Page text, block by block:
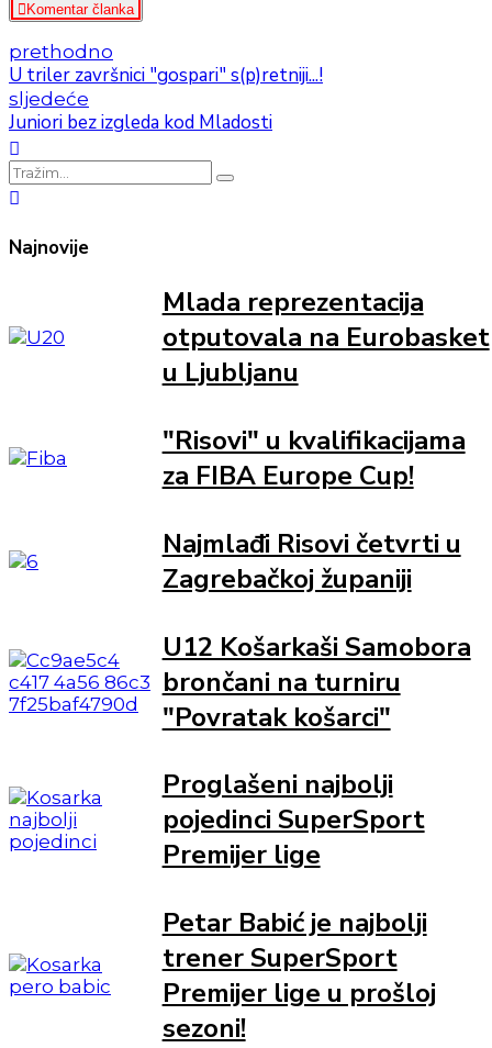
Komentar članka
prethodno
U triler završnici "gospari" s(p)retniji...!
sljedeće
Juniori bez izgleda kod Mladosti
Najnovije
Mlada reprezentacija
otputovala na Eurobasket
u Ljubljanu
"Risovi" u kvalifikacijama
za FIBA Europe Cup!
Najmlađi Risovi četvrti u
Zagrebačkoj županiji
U12 Košarkaši Samobora
brončani na turniru
"Povratak košarci"
Proglašeni najbolji
pojedinci SuperSport
Premijer lige
Petar Babić je najbolji
trener SuperSport
Premijer lige u prošloj
sezoni!